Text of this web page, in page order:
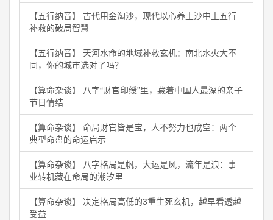
【五行纳音】 古代用金淘沙，现代以心养土沙中土五行
补救的破局智慧
【五行纳音】 天河水命的地域补救玄机：南北水火大不
同，你的城市选对了吗？
【算命杂谈】 八字“财官印绶”里，藏着中国人最深的亲子
节日情结
【算命杂谈】 命局财官皆是宝，人不努力也成空：两个
典型命盘的命运启示
【算命杂谈】 八字格局是帆，大运是风，流年是浪：事
业转机藏在命局的潮汐里
【算命杂谈】 决定格局高低的3重生死玄机，越早看透越
受益